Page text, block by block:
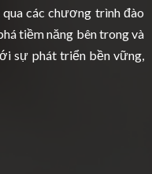
các chương trình đào
tiềm năng bên trong và
sự phát triển bền vững,